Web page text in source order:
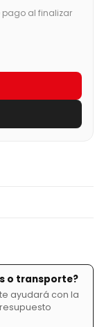
pago al finalizar
o transporte?
ayudará con la